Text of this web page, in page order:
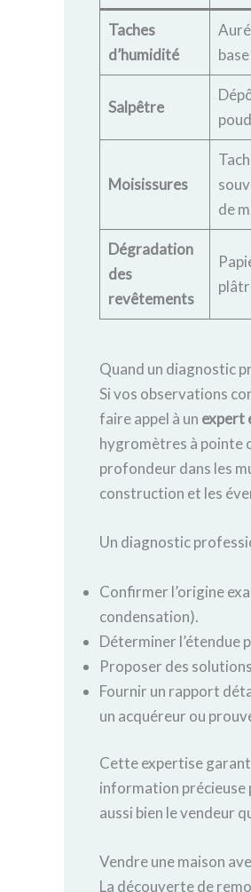
Taches
d’humidité
Salpêtre
Moisissures
de
Dégradation
des
revêtements
Quand un diagnostic
Si vos observations
faire appel à un expert
hygromètres à pointe
profondeur dans les
construction et les
Un diagnostic
Confirmer l’origine
condensation).
Déterminer l’étendue
Proposer des
Fournir un rapport
un acquéreur ou
Cette expertise
information précieuse
aussi bien le vendeur
Vendre une maison
La découverte de